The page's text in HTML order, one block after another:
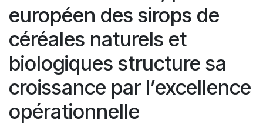
européen des sirops de
céréales naturels et
biologiques structure sa
croissance par l’excellence
opérationnelle